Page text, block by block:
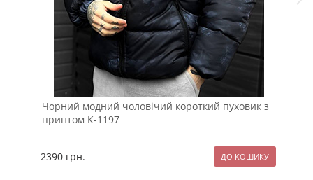
Чорний модний чоловічий короткий пуховик з
принтом К-1197
2390 грн.